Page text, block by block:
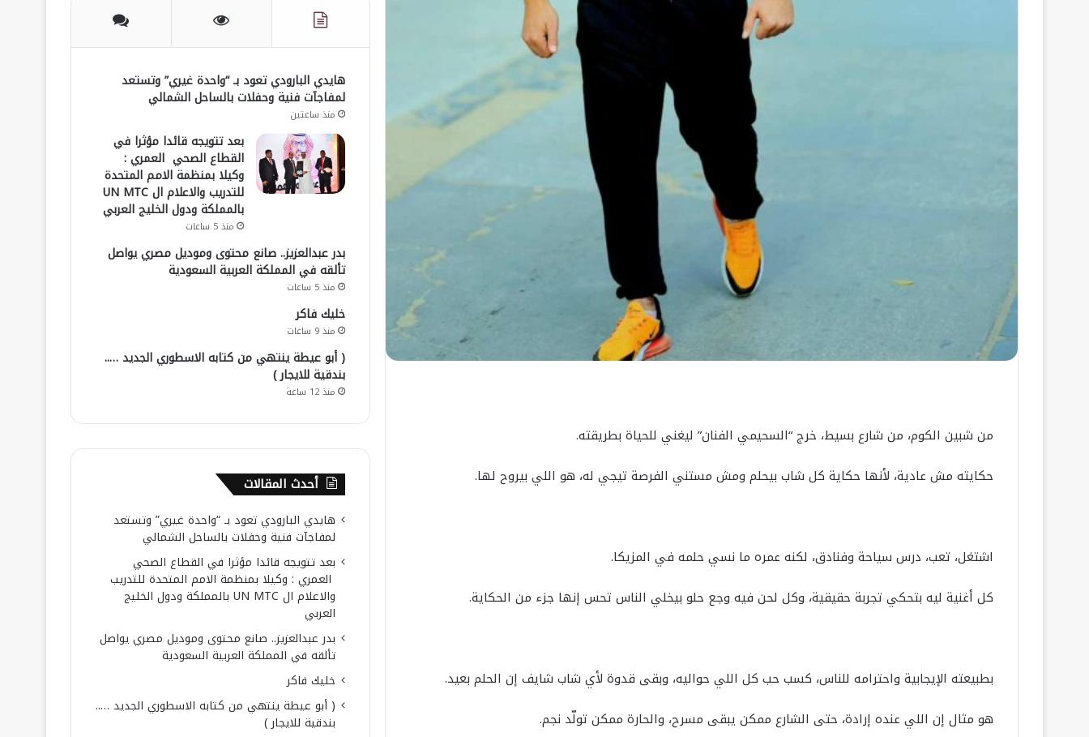
من شبين الكوم، من شارع بسيط، خرج “السحيمي الفنان” ليغني للحياة بطريقته.
حكايته مش عادية، لأنها حكاية كل شاب بيحلم ومش مستني الفرصة تيجي له، هو اللي بيروح لها.
اشتغل، تعب، درس سياحة وفنادق، لكنه عمره ما نسي حلمه في المزيكا.
كل أغنية ليه بتحكي تجربة حقيقية، وكل لحن فيه وجع حلو بيخلي الناس تحس إنها جزء من الحكاية.
بطبيعته الإيجابية واحترامه للناس، كسب حب كل اللي حواليه، وبقى قدوة لأي شاب شايف إن الحلم بعيد.
هو مثال إن اللي عنده إرادة، حتى الشارع ممكن يبقى مسرح، والحارة ممكن تولّد نجم.
هايدي البارودي تعود بـ “واحدة غيري” وتستعد
لمفاجآت فنية وحفلات بالساحل الشمالي
منذ ساعتين
بعد تتويجه قائدا مؤثرا في
القطاع الصحي العمري :
وكيلا بمنظمة الامم المتحدة
للتدريب والاعلام ال UN MTC
بالمملكة ودول الخليج العربي
منذ 5 ساعات
بدر عبدالعزيز.. صانع محتوى وموديل مصري يواصل
تألقه في المملكة العربية السعودية
منذ 5 ساعات
خليك فاكر
منذ 9 ساعات
( أبو عيطة ينتهي من كتابه الاسطوري الجديد …..
بندقية للايجار )
منذ 12 ساعة
أحدث المقالات
هايدي البارودي تعود بـ “واحدة غيري” وتستعد
لمفاجآت فنية وحفلات بالساحل الشمالي
بعد تتويجه قائدا مؤثرا في القطاع الصحي
العمري : وكيلا بمنظمة الامم المتحدة للتدريب
والاعلام ال UN MTC بالمملكة ودول الخليج
العربي
بدر عبدالعزيز.. صانع محتوى وموديل مصري يواصل
تألقه في المملكة العربية السعودية
خليك فاكر
( أبو عيطة ينتهي من كتابه الاسطوري الجديد …..
بندقية للايجار )